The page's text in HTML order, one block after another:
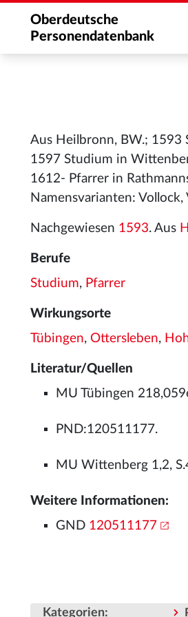
Oberdeutsche
Personendatenbank
Aus Heilbronn, BW.; 1593
1597 Studium in
1612- Pfarrer in
Namensvarianten: Vollock,
Nachgewiesen 1593. Aus
Berufe
Studium, Pfarrer
Wirkungsorte
Tübingen, Ottersleben,
Literatur/Quellen
MU Tübingen
PND:120511177.
MU Wittenberg 1,2,
Weitere Informationen:
GND 120511177
Kategorien: